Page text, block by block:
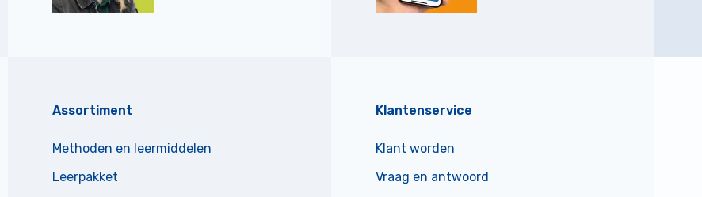
Assortiment
Methoden en leermiddelen
Leerpakket
Klantenservice
Klant worden
Vraag en antwoord